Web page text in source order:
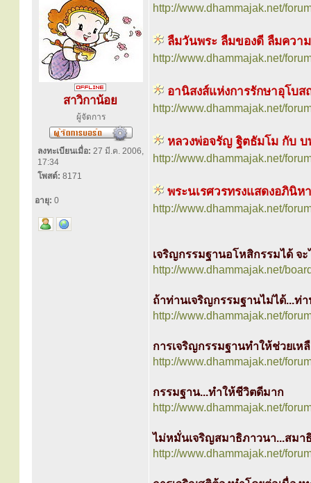
สาวิกาน้อย
ผู้จัดการ
ลงทะเบียนเมื่อ: 27 มี.ค. 2006,
17:34
โพสต์: 8171
อายุ: 0
http://www.dhammajak.net/
ลืมวันพระ ลืมของดี ลืมควา
http://www.dhammajak.net/
อานิสงส์แห่งการรักษาอุโบส
http://www.dhammajak.net/
หลวงพ่อจรัญ ฐิตธัมโม กับ
http://www.dhammajak.net/
พระนเรศวรทรงแสดงอภินิห
http://www.dhammajak.net/
เจริญกรรมฐานอโหสิกรรมได้ จ
http://www.dhammajak.net/
ถ้าท่านเจริญกรรมฐานไม่ได้...ท่
http://www.dhammajak.net/
การเจริญกรรมฐานทำให้ช่วยเหลื
http://www.dhammajak.net/
กรรมฐาน...ทำให้ชีวิตดีมาก
http://www.dhammajak.net/
ไม่หมั่นเจริญสมาธิภาวนา...สมา
http://www.dhammajak.net/